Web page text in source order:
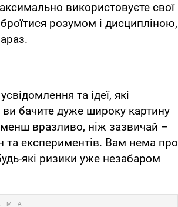
використовуєте свої
розумом і дисципліною,
та ідеї, які
бачите дуже широку картину
менш вразливо, ніж зазвичай –
та експериментів. Вам нема про
які ризики уже незабаром